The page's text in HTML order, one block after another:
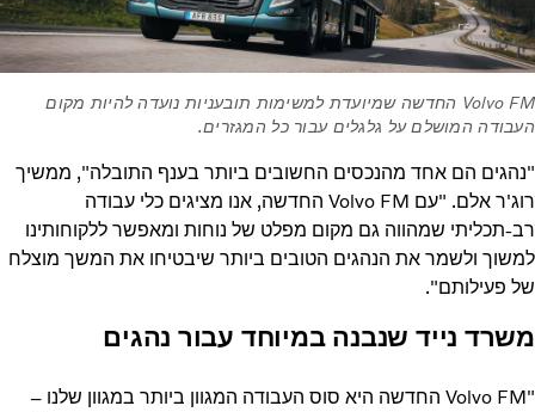
Volvo FM החדשה שמיועדת למשימות תובעניות נועדה להיות מקום
העבודה המושלם על גלגלים עבור כל המגזרים.
"נהגים הם אחד מהנכסים החשובים ביותר בענף התובלה", ממשיך
רוג'ר אלם. "עם Volvo FM החדשה, אנו מציגים כלי עבודה
רב-תכליתי שמהווה גם מקום מפלט של נוחות ומאפשר ללקוחותינו
למשוך ולשמר את הנהגים הטובים ביותר שיבטיחו את המשך מוצלח
של פעילותם".
משרד נייד שנבנה במיוחד עבור נהגים
"Volvo FM החדשה היא סוס העבודה המגוון ביותר במגוון שלנו –